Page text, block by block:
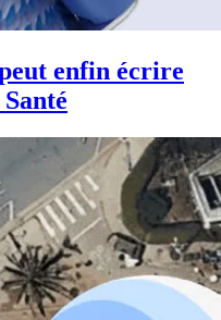
enfin écrire